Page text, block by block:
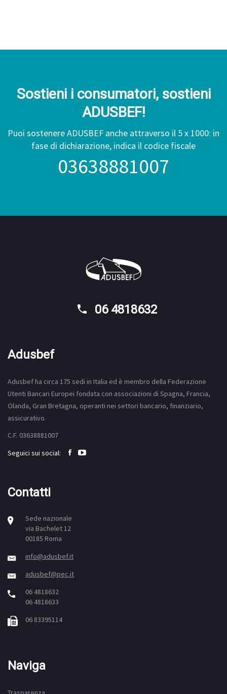
Sostieni i consumatori, sostieni
ADUSBEF!
Puoi sostenere ADUSBEF anche attraverso il 5 x 1000: in
fase di dichiarazione, indica il codice fiscale
03638881007
06 4818632
Adusbef
Adusbef ha circa 175 sedi in Italia ed è membro della Federazione
Utenti Bancari Europei fondata con associazioni di Spagna, Francia,
Olanda, Gran Bretagna, operanti nei settori bancario, finanziario,
assicurativo.
C.F. 03638881007
Seguici sui social:
Contatti
Sede nazionale
via Bachelet 12
00185 Roma
info@adusbef.it
adusbef@pec.it
06 4818632
06 4818633
06 83395114
Naviga